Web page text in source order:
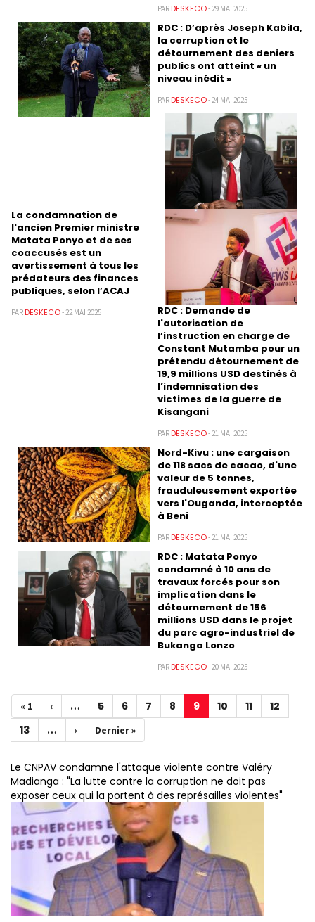
PAR DESKECO- 29 MAI 2025
RDC : D’après Joseph Kabila,
la corruption et le
détournement des deniers
publics ont atteint « un
niveau inédit »
PAR DESKECO- 24 MAI 2025
La condamnation de
l'ancien Premier ministre
Matata Ponyo et de ses
coaccusés est un
avertissement à tous les
prédateurs des finances
publiques, selon l’ACAJ
PAR DESKECO- 22 MAI 2025
RDC : Demande de
l'autorisation de
l’instruction en charge de
Constant Mutamba pour un
prétendu détournement de
19,9 millions USD destinés à
l’indemnisation des
victimes de la guerre de
Kisangani
PAR DESKECO- 21 MAI 2025
Nord-Kivu : une cargaison
de 118 sacs de cacao, d'une
valeur de 5 tonnes,
frauduleusement exportée
vers l'Ouganda, interceptée
à Beni
PAR DESKECO- 21 MAI 2025
RDC : Matata Ponyo
condamné à 10 ans de
travaux forcés pour son
implication dans le
détournement de 156
millions USD dans le projet
du parc agro-industriel de
Bukanga Lonzo
PAR DESKECO- 20 MAI 2025
Pagination
Première
page
« 1
Page
précédente
‹ … Page
5 Page
6 Page
7 Page
8
Page
courante
9 Page
10 Page
11 Page
12
Page
13 …
Page
suivante
›
Dernière
page
Dernier »
Le CNPAV condamne l'attaque violente contre Valéry
Madianga : "La lutte contre la corruption ne doit pas
exposer ceux qui la portent à des représailles violentes"